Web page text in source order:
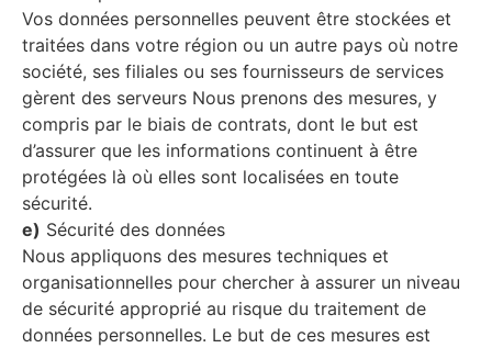
Vos données personnelles peuvent être stockées et
traitées dans votre région ou un autre pays où notre
société, ses filiales ou ses fournisseurs de services
gèrent des serveurs Nous prenons des mesures, y
compris par le biais de contrats, dont le but est
d’assurer que les informations continuent à être
protégées là où elles sont localisées en toute
sécurité.
e) Sécurité des données
Nous appliquons des mesures techniques et
organisationnelles pour chercher à assurer un niveau
de sécurité approprié au risque du traitement de
données personnelles. Le but de ces mesures est